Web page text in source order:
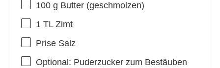
100 g Butter (geschmolzen)
1TL Zimt
Prise Salz
Optional: Puderzucker zum Bestäuben